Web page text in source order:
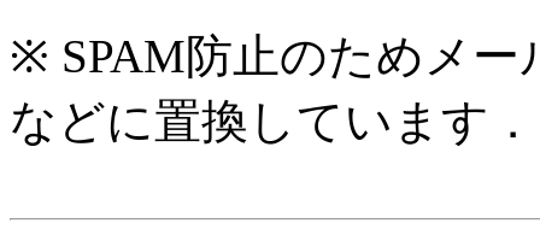
※ SPAM防止のためメ
などに置換しています．